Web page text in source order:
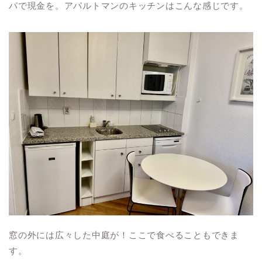
パで現金を。アパルトマンのキッチンはこんな感じです。
窓の外には広々した中庭が！ここで食べることもできま
す。